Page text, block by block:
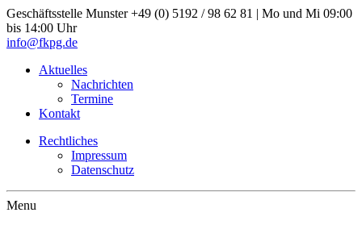
Geschäftsstelle Munster+49 (0) 5192 / 98 62 81 | Mo und Mi 09:00
bis 14:00 Uhr
info@fkpg.de
Aktuelles
Nachrichten
Termine
Kontakt
Rechtliches
Impressum
Datenschutz
Menu